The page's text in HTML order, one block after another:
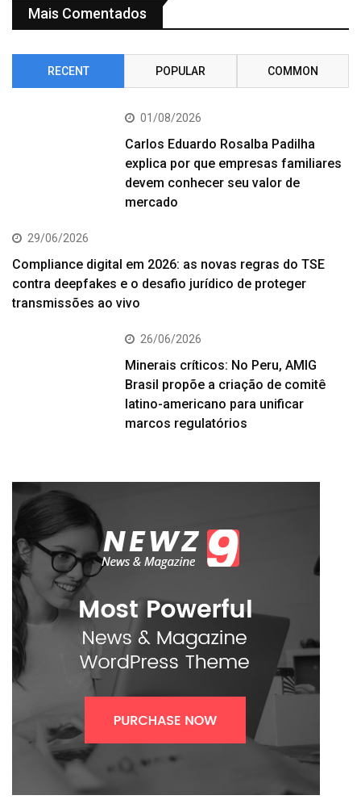
Mais Comentados
RECENT POPULAR COMMON
01/08/2026
Carlos Eduardo Rosalba Padilha
explica por que empresas familiares
devem conhecer seu valor de
mercado
29/06/2026
Compliance digital em 2026: as novas regras do TSE
contra deepfakes e o desafio jurídico de proteger
transmissões ao vivo
26/06/2026
Minerais críticos: No Peru, AMIG
Brasil propõe a criação de comitê
latino-americano para unificar
marcos regulatórios